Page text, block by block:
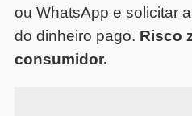
ou WhatsApp e solicitar
do dinheiro pago. Risco
consumidor.